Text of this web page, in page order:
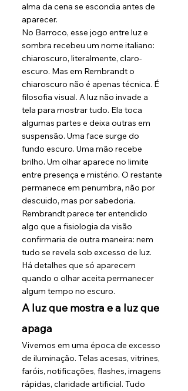
alma da cena se escondia antes de
aparecer.
No Barroco, esse jogo entre luz e
sombra recebeu um nome italiano:
chiaroscuro, literalmente, claro-
escuro. Mas em Rembrandt o
chiaroscuro não é apenas técnica. É
filosofia visual. A luz não invade a
tela para mostrar tudo. Ela toca
algumas partes e deixa outras em
suspensão. Uma face surge do
fundo escuro. Uma mão recebe
brilho. Um olhar aparece no limite
entre presença e mistério. O restante
permanece em penumbra, não por
descuido, mas por sabedoria.
Rembrandt parece ter entendido
algo que a fisiologia da visão
confirmaria de outra maneira: nem
tudo se revela sob excesso de luz.
Há detalhes que só aparecem
quando o olhar aceita permanecer
algum tempo no escuro.
A luz que mostra e a luz que
apaga
Vivemos em uma época de excesso
de iluminação. Telas acesas, vitrines,
faróis, notificações, flashes, imagens
rápidas, claridade artificial. Tudo